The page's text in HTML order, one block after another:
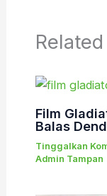
Film
Balas
Tinggalkan
Admin Tampan